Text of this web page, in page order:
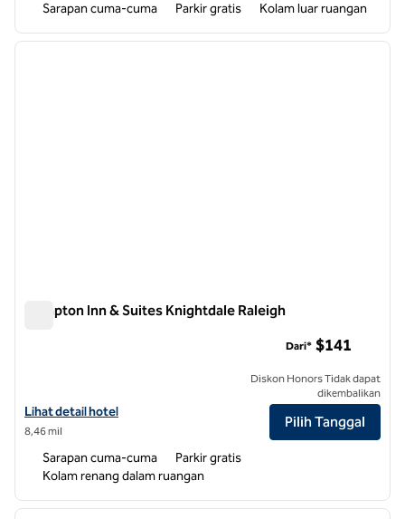
Sarapan cuma-cuma Parkir gratis Kolam luar ruangan
1 dari 12
Hampton Inn & Suites Knightdale Raleigh
Lihat detail hotel untuk Hampton Inn & Suites Knightdale Raleigh
Lihat detail hotel
8,46 mil
Dari* $141
Diskon Honors Tidak dapat
dikembalikan
Pilih Tanggal
Sarapan cuma-cuma
Parkir gratis
Kolam renang dalam ruangan